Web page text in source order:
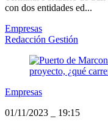
con dos entidades ed...
Empresas
Redacción Gestión
Empresas
01/11/2023
19:15